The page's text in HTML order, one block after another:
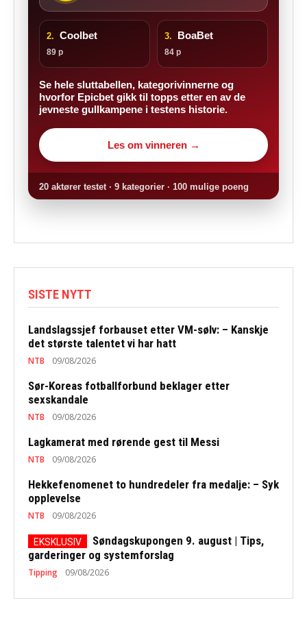
2. Coolbet
89 p
3. BoaBet
84 p
Se hele sluttabellen, kategorivinnerne og
hvorfor Epicbet gikk til topps etter en av de
jevneste gullkampene i testens historie.
Les om vinneren →
20 aktører testet · 9 kategorier · 100 mulige poeng
SISTE NYTT
Landslagssjef forbauset etter VM-sølv: – Kanskje
det største talentet vi har hatt
NTB 09/08/2026
Sør-Koreas fotballforbund beklager etter
sexskandale
NTB 09/08/2026
Lagkamerat med rørende gest til Messi
NTB 09/08/2026
Hekkefenomenet to hundredeler fra medalje: – Syk
opplevelse
NTB 09/08/2026
Søndagskupongen 9. august | Tips,
garderinger og systemforslag
Tipping 09/08/2026